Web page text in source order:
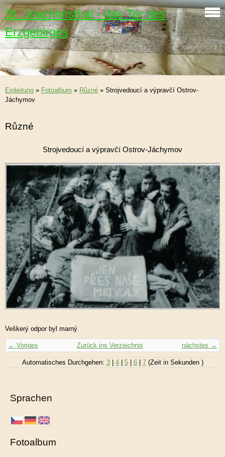
St. Joachimsthal - das Tor des
Erzgebirges
Einleitung » Fotoalbum » Různé » Strojvedoucí a výpravčí Ostrov-
Jáchymov
Různé
Strojvedoucí a výpravčí Ostrov-Jáchymov
Veškerý odpor byl marný.
← Voriges nächstes →
Zurück ins Verzeichnis
Automatisches Durchgehen: 3| 4| 5| 6| 7(Zeit in Sekunden )
Sprachen
Fotoalbum